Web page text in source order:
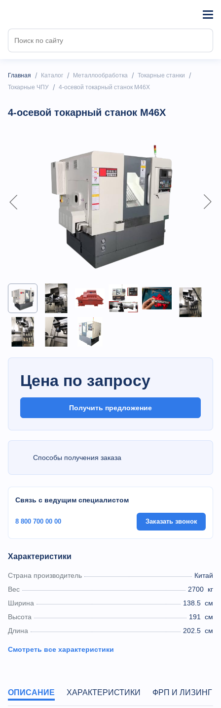
Главная / Каталог / Металлообработка / Токарные станки /
Токарные ЧПУ / 4-осевой токарный станок M46X
4-осевой токарный станок M46X
Характеристики
Страна производитель
Китай
Вес
2700 кг
Ширина
138.5 см
Высота
191
см
Длина
202.5 см
Смотреть все характеристики
Цена по запросу
Получить предложение
Способы получения заказа
Связь с ведущим специалистом
8 800 700 00 00 Заказать звонок
ОПИСАНИЕ ХАРАКТЕРИСТИКИ ФРП И ЛИЗИНГ